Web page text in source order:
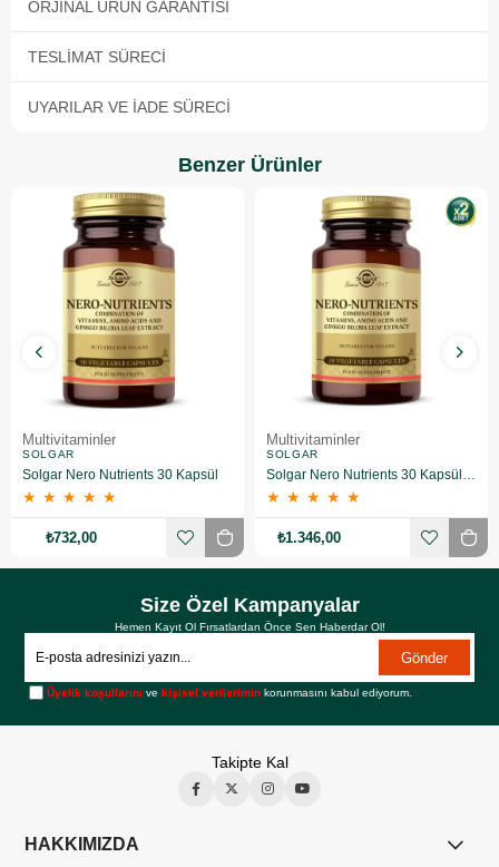
ORJINAL ÜRÜN GARANTISI
TESLIMAT SÜRECI
UYARILAR VE İADE SÜRECI
Benzer Ürünler
Multivitaminler
SOLGAR
Solgar Nero Nutrients 30 Kapsül
★ ★ ★ ★ ★
₺732,00
Multivitaminler
SOLGAR
Solgar Nero Nutrients 30 Kapsül 2 Adet
★ ★ ★ ★ ★
₺1.346,00
Size Özel Kampanyalar
Hemen Kayıt Ol Fırsatlardan Önce Sen Haberdar Ol!
Gönder
Üyelik koşullarını vekişisel verilerimin korunmasını kabul ediyorum.
Takipte Kal
HAKKIMIZDA